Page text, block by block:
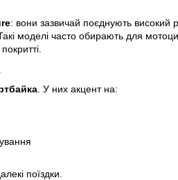
: вони зазвичай поєднують високий
моделі часто обирають для
. У них акцент на:
поїздки.